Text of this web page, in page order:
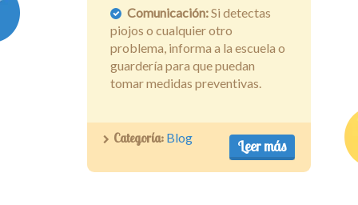
Comunicación:Si detectas
piojos o cualquier otro
problema, informa a la escuela o
guardería para que puedan
tomar medidas preventivas.
Leer más
Categoría: Blog